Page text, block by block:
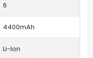
6
4400mAh
Li-Ion